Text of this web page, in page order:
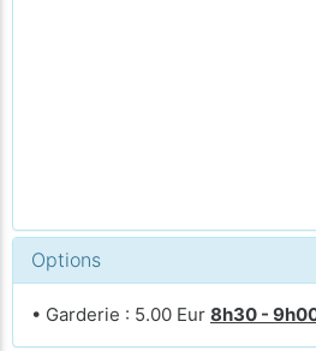
Options
• Garderie : 5.00 Eur 8h30 -